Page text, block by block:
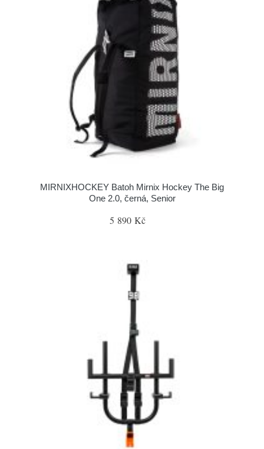
MIRNIXHOCKEY Batoh Mirnix Hockey The Big
One 2.0, černá, Senior
5 890 Kč